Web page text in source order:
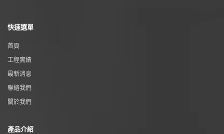
快速選單
首頁
工程實績
最新消息
聯絡我們
關於我們
產品介紹